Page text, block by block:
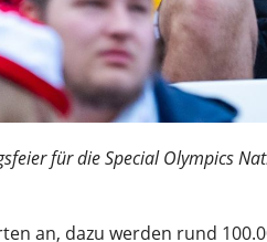
für die Special Olympics
an, dazu werden rund